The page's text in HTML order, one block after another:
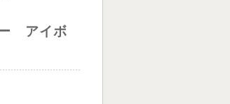
アイボ